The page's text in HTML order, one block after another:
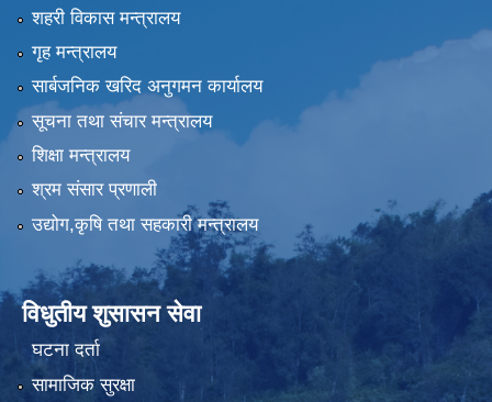
शहरी विकास मन्त्रालय
गृह मन्त्रालय
सार्बजनिक खरिद अनुगमन कार्यालय
सूचना तथा संचार मन्त्रालय
शिक्षा मन्त्रालय
श्रम संसार प्रणाली
उद्योग,कृषि तथा सहकारी मन्त्रालय
विधुतीय शुसासन सेवा
घटना दर्ता
सामाजिक सुरक्षा